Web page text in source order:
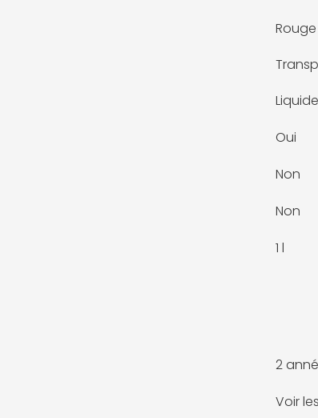
Rouge
Liquide
Oui
Non
Non
1 l
2
Voir